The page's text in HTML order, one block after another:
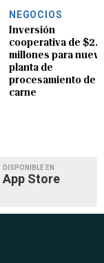
NEGOCIOS
Inversión
cooperativa de $2.8
millones para nueva
planta de
procesamiento de
carne
DISPONIBLE EN
App Store